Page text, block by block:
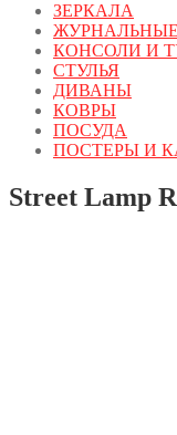
ЗЕРКАЛА
КОНСОЛИ И
СТУЛЬЯ
ДИВАНЫ
КОВРЫ
ПОСУДА
ПОСТЕРЫ И
Street Lamp